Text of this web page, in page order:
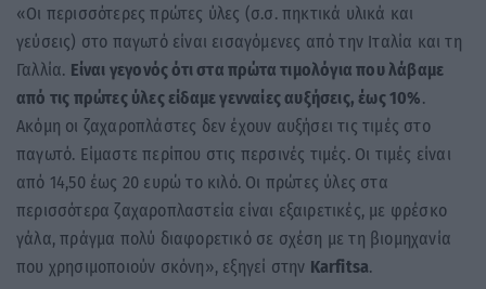
«Οι περισσότερες πρώτες ύλες (σ.σ. πηκτικά υλικά και
γεύσεις) στο παγωτό είναι εισαγόμενες από την Ιταλία και τη
Γαλλία. Είναι γεγονός ότι στα πρώτα τιμολόγια που λάβαμε
από τις πρώτες ύλες είδαμε γενναίες αυξήσεις, έως 10%.
Ακόμη οι ζαχαροπλάστες δεν έχουν αυξήσει τις τιμές στο
παγωτό. Είμαστε περίπου στις περσινές τιμές. Οι τιμές είναι
από 14,50 έως 20 ευρώ το κιλό. Οι πρώτες ύλες στα
περισσότερα ζαχαροπλαστεία είναι εξαιρετικές, με φρέσκο
γάλα, πράγμα πολύ διαφορετικό σε σχέση με τη βιομηχανία
που χρησιμοποιούν σκόνη», εξηγεί στην Karfitsa.